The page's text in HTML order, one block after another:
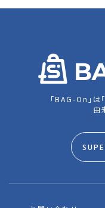
「BAG-On」は
由